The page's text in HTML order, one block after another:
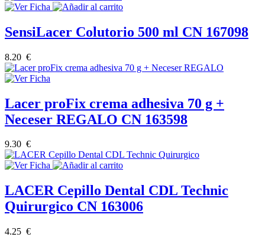
SensiLacer Colutorio 500 ml CN 167098
8.20 €
Lacer proFix crema adhesiva 70 g +
Neceser REGALO CN 163598
9.30 €
LACER Cepillo Dental CDL Technic
Quirurgico CN 163006
4.25 €